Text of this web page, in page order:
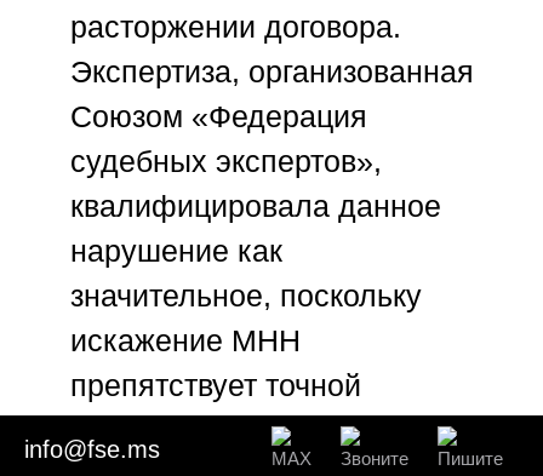
расторжении договора.
Экспертиза, организованная
Союзом «Федерация
судебных экспертов»,
квалифицировала данное
нарушение как
значительное, поскольку
искажение МНН
препятствует точной
идентификации
info@fse.ms